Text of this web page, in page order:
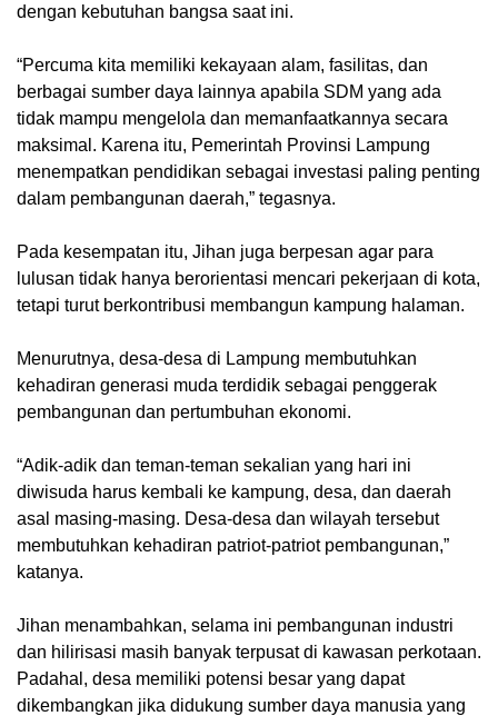
dengan kebutuhan bangsa saat ini.
“Percuma kita memiliki kekayaan alam, fasilitas, dan
berbagai sumber daya lainnya apabila SDM yang ada
tidak mampu mengelola dan memanfaatkannya secara
maksimal. Karena itu, Pemerintah Provinsi Lampung
menempatkan pendidikan sebagai investasi paling penting
dalam pembangunan daerah,” tegasnya.
Pada kesempatan itu, Jihan juga berpesan agar para
lulusan tidak hanya berorientasi mencari pekerjaan di kota,
tetapi turut berkontribusi membangun kampung halaman.
Menurutnya, desa-desa di Lampung membutuhkan
kehadiran generasi muda terdidik sebagai penggerak
pembangunan dan pertumbuhan ekonomi.
“Adik-adik dan teman-teman sekalian yang hari ini
diwisuda harus kembali ke kampung, desa, dan daerah
asal masing-masing. Desa-desa dan wilayah tersebut
membutuhkan kehadiran patriot-patriot pembangunan,”
katanya.
Jihan menambahkan, selama ini pembangunan industri
dan hilirisasi masih banyak terpusat di kawasan perkotaan.
Padahal, desa memiliki potensi besar yang dapat
dikembangkan jika didukung sumber daya manusia yang